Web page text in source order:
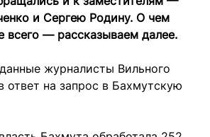
и Сергею Родину. О чем
всего — рассказываем далее.
журналисты Вильного
ответ на запрос в Бахмутскую